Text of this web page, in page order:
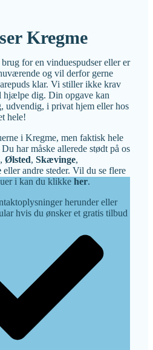
Kregme
for en vinduespudser eller er
og vil derfor gerne
klar. Vi stiller ikke krav
dig. Din opgave kan
udvendig, i privat hjem eller hos
hele!
i Kregme, men faktisk hele
har måske allerede stødt på os
, Ølsted, Skævinge,
eller andre steder. Vil du se flere
i kan du klikke her.
herunder eller
hvis du ønsker et gratis tilbud